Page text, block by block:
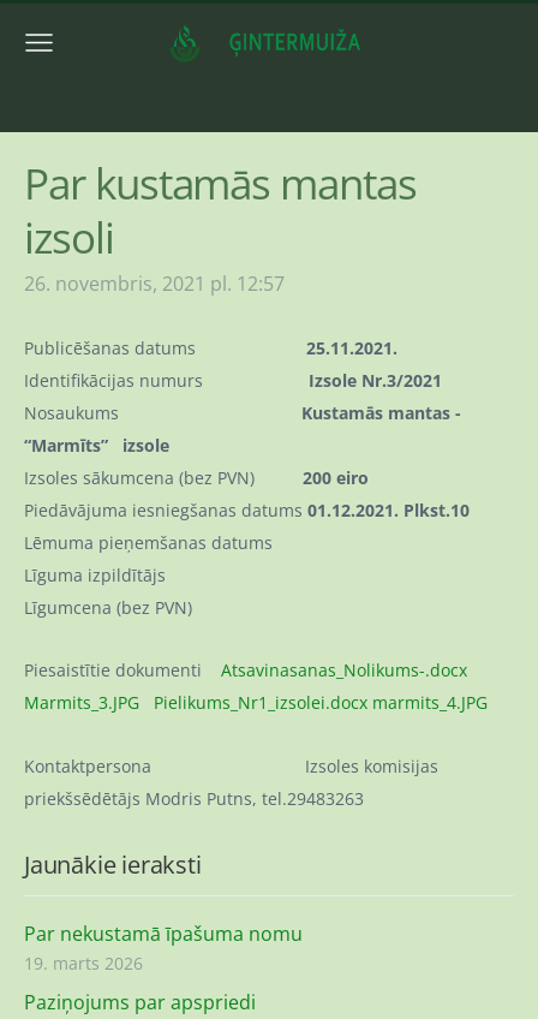
Jaunākie ieraksti
Par nekustamā īpašuma nomu
19. marts 2026
Paziņojums par apspriedi
Par kustamās mantas
izsoli
26. novembris, 2021 pl. 12:57
Publicēšanas datums 25.11.2021.
Identifikācijas numurs
Izsole Nr.3/2021
Nosaukums Kustamās mantas -
“Marmīts” izsole
Izsoles sākumcena (bez PVN) 200 eiro
Piedāvājuma iesniegšanas datums 01.12.2021. Plkst.10
Lēmuma pieņemšanas datums
Līguma izpildītājs
Līgumcena (bez PVN)
Piesaistītie dokumenti
Atsavinasanas_Nolikums-.docx
Marmits_3.JPG
Pielikums_Nr1_izsolei.docx marmits_4.JPG
Kontaktpersona Izsoles komisijas
priekšsēdētājs Modris Putns, tel.29483263